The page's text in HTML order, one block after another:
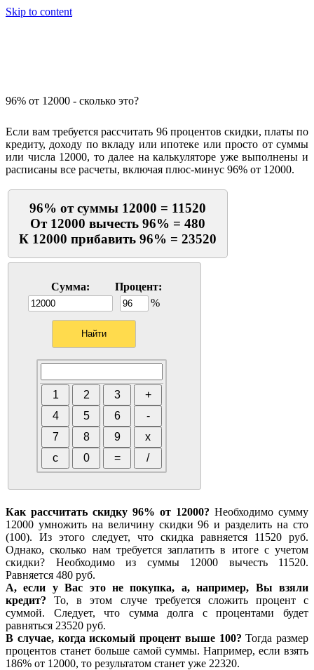
Skip to content
96% от 12000 - сколько это?
Если вам требуется рассчитать 96 процентов скидки, платы по
кредиту, доходу по вкладу или ипотеке или просто от суммы
или числа 12000, то далее на калькуляторе уже выполнены и
расписаны все расчеты, включая плюс-минус 96% от 12000.
96% от суммы 12000 = 11520
От 12000 вычесть 96% = 480
К 12000 прибавить 96% = 23520
Сумма:
Процент:
%
Как рассчитать скидку 96% от 12000? Необходимо сумму
12000 умножить на величину скидки 96 и разделить на сто
(100). Из этого следует, что скидка равняется 11520 руб.
Однако, сколько нам требуется заплатить в итоге с учетом
скидки? Необходимо из суммы 12000 вычесть 11520.
Равняется 480 руб.
А, если у Вас это не покупка, а, например, Вы взяли
кредит? То, в этом случе требуется сложить процент с
суммой. Следует, что сумма долга с процентами будет
равняться 23520 руб.
В случае, когда искомый процент выше 100? Тогда размер
процентов станет больше самой суммы. Например, если взять
186% от 12000, то результатом станет уже 22320.